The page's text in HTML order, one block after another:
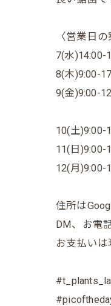
〈営業日の
7(水)14:00-
8(木)9:00-
9(金)9:00-
10(土)9:00-
11(日)9:00-
12(月)9:00-
住所は
DM、お電
お支払いは